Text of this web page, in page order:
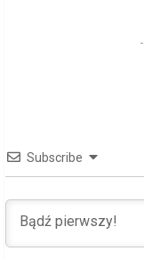
a
d
i
Subscribe